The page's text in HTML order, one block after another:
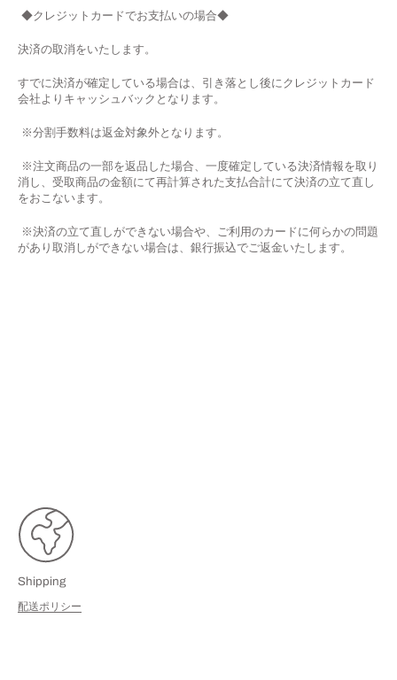
◆クレジットカードでお支払いの場合◆
決済の取消をいたします。
すでに決済が確定している場合は、引き落とし後にクレジットカード
会社よりキャッシュバックとなります。
※分割手数料は返金対象外となります。
※注文商品の一部を返品した場合、一度確定している決済情報を取り
消し、受取商品の金額にて再計算された支払合計にて決済の立て直し
をおこないます。
※決済の立て直しができない場合や、ご利用のカードに何らかの問題
があり取消しができない場合は、銀行振込でご返金いたします。
Shipping
配送ポリシー